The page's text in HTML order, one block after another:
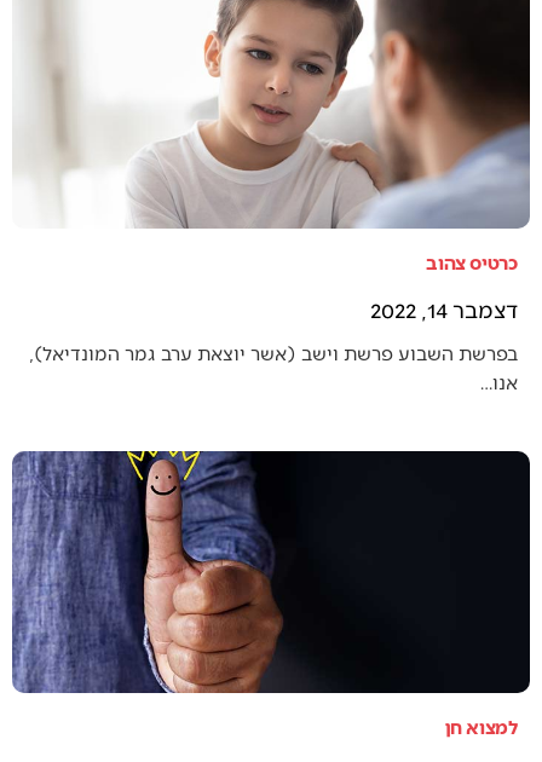
כרטיס צהוב
דצמבר 14, 2022
בפרשת השבוע פרשת וישב (אשר יוצאת ערב גמר המונדיאל),
אנו…
למצוא חן